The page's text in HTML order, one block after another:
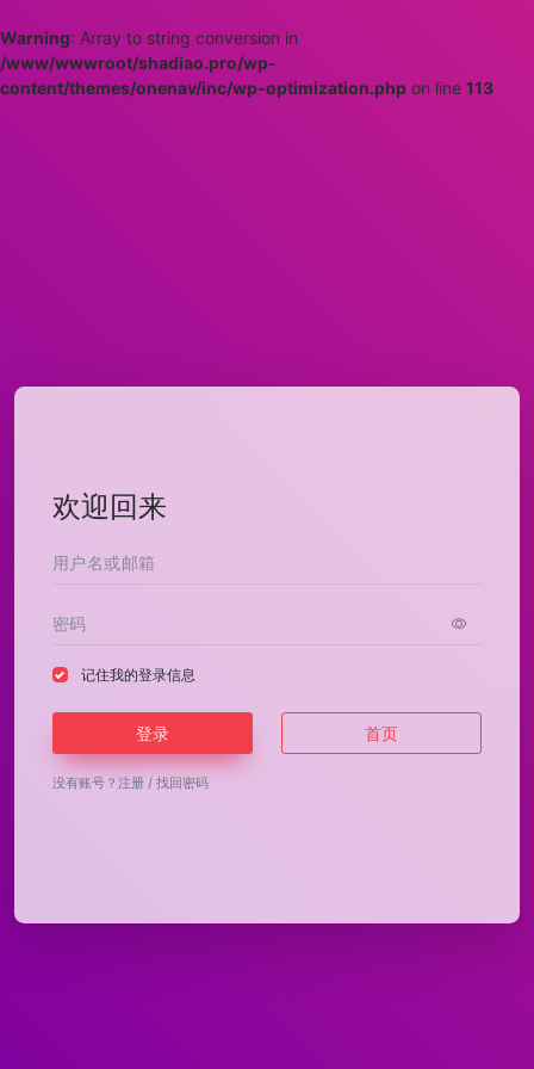
Warning: Array to string conversion in
/www/wwwroot/shadiao.pro/wp-
content/themes/onenav/inc/wp-optimization.php on line 113
欢迎回来
记住我的登录信息
登录 首页
没有账号？ 注册 / 找回密码